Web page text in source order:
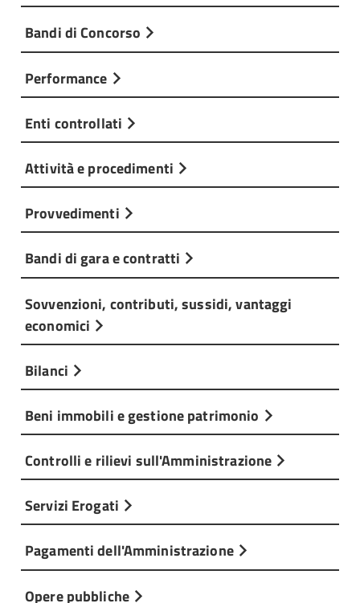
Bandi di Concorso
Performance
Enti controllati
Attività e procedimenti
Provvedimenti
Bandi di gara e contratti
Sovvenzioni, contributi, sussidi, vantaggi
economici
Bilanci
Beni immobili e gestione patrimonio
Controlli e rilievi sull'Amministrazione
Servizi Erogati
Pagamenti dell'Amministrazione
Opere pubbliche